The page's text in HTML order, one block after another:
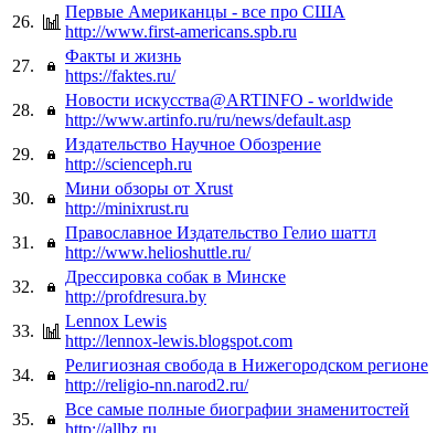
26.
Первые Американцы - все про США
http://www.first-americans.spb.ru
27.
Факты и жизнь
https://faktes.ru/
28.
Новости искусства@ARTINFO - worldwide
http://www.artinfo.ru/ru/news/default.asp
29.
Издательство Научное Обозрение
http://scienceph.ru
30.
Мини обзоры от Xrust
http://minixrust.ru
31.
Православное Издательство Гелио шаттл
http://www.helioshuttle.ru/
32.
Дрессировка собак в Минске
http://profdresura.by
33.
Lennox Lewis
http://lennox-lewis.blogspot.com
34.
Религиозная свобода в Нижегородском регионе
http://religio-nn.narod2.ru/
35.
Все самые полные биографии знаменитостей
http://allbz.ru